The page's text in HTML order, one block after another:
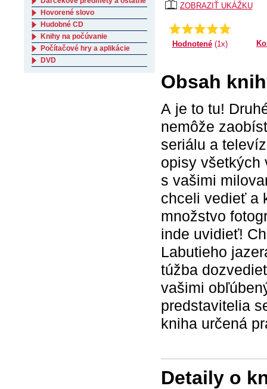
ZOBRAZIŤ UKÁŽKU
Priemer:
5.0
Hodnotené(1x)
Obsah
A je to tu!
nemôže
seriálu a
opisy všetkých
s vašimi
chceli vedieť a
množstvo
inde uvidieť!
Labutieho
túžba
vašimi
predstavitelia
kniha určená
Detaily o
Hovorené slovo
Hudobné CD
Knihy na počúvanie
Počítačové hry a aplikácie
DVD